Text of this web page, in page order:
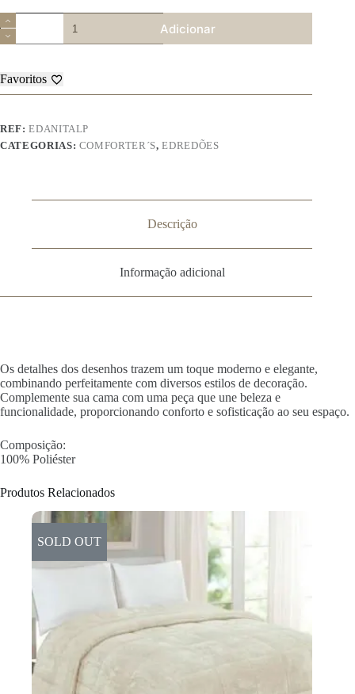
Quantidade
de
Edredon
Anita
LP
100%
Adicionar
Favoritos
REF:EDANITALP
CATEGORIAS: COMFORTER´S,EDREDÕES
Descrição
Informação adicional
Os detalhes dos desenhos trazem um toque moderno e elegante,
combinando perfeitamente com diversos estilos de decoração.
Complemente sua cama com uma peça que une beleza e
funcionalidade, proporcionando conforto e sofisticação ao seu espaço.
Composição:
100% Poliéster
Produtos Relacionados
SOLD OUT